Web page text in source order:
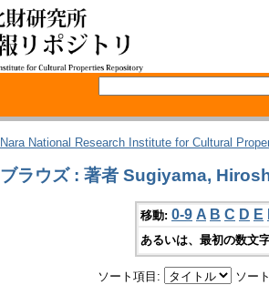
Nara National Research Institute for Cultural
ブラウズ : 著者 Sugiyama,
移動: 0-9 A B C D E
あるいは、最初の数文
ソート項目: ソー